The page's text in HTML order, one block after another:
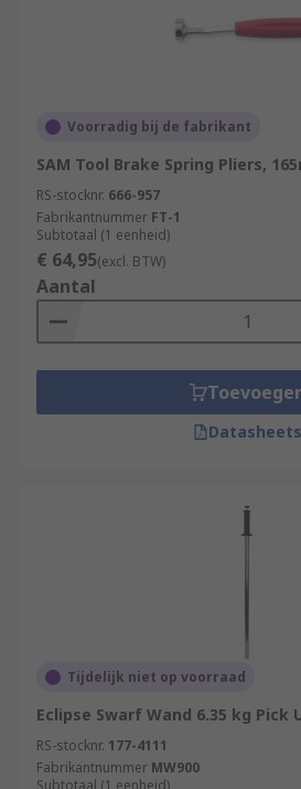
Voorradig bij de fabrikant
SAM Tool Brake Spring Pliers,
RS-stocknr. 666-957
Fabrikantnummer FT-1
Subtotaal (1 eenheid)
€ 64,95(excl. BTW)
Aantal
Datasheets
Tijdelijk niet op voorraad
Eclipse Swarf Wand 6.35 kg Pick
RS-stocknr. 177-4111
Fabrikantnummer MW900
Subtotaal (1 eenheid)